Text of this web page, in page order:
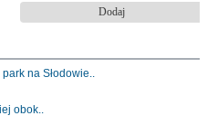
na Słodowie..
obok..